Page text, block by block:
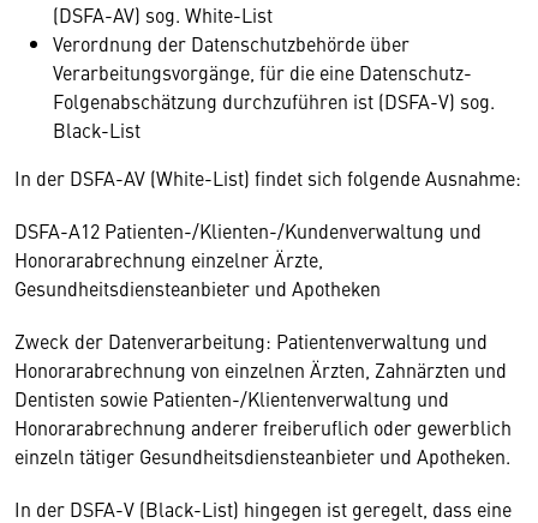
(DSFA-AV) sog. White-List
Verordnung der Datenschutzbehörde über
Verarbeitungsvorgänge, für die eine Datenschutz-
Folgenabschätzung durchzuführen ist (DSFA-V) sog.
Black-List
In der DSFA-AV (White-List) findet sich folgende Ausnahme:
DSFA-A12 Patienten-/Klienten-/Kundenverwaltung und
Honorarabrechnung einzelner Ärzte,
Gesundheitsdiensteanbieter und Apotheken
Zweck der Datenverarbeitung: Patientenverwaltung und
Honorarabrechnung von einzelnen Ärzten, Zahnärzten und
Dentisten sowie Patienten-/Klientenverwaltung und
Honorarabrechnung anderer freiberuflich oder gewerblich
einzeln tätiger Gesundheitsdiensteanbieter und Apotheken.
In der DSFA-V (Black-List) hingegen ist geregelt, dass eine